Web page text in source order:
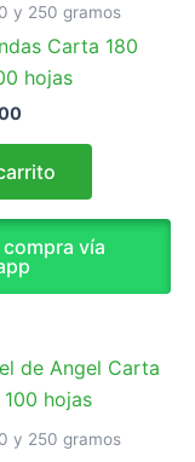
y 250 gramos
Carta 180
hojas
vía
y 250 gramos